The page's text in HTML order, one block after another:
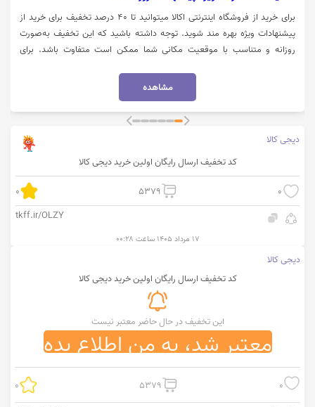
برای خرید از فروشگاه اینترنتی اکالا میتوانید تا 40 درصد تخفیف برای خرید از
پیشنهادات ویژه بهره مند شوید. توجه داشته باشید که این تخفیف به‌صورت
روزانه و متناسب با موقعیت مکانی شما ممکن است متفاوت باشد. برای
مشاهده
دیجی کالا
کد تخفیف ارسال رایگان اولین خرید دیجی کالا
0
5379
0
tkff.ir/OLZY
۱۷ مرداد ۱۴۰۵ ساعت ۰۰:۲۸
دیجی کالا
کد تخفیف ارسال رایگان اولین خرید دیجی کالا
این تخفیف در حال حاضر معتبر نیست
معتبر شد، به من اطلاع بده
0
5379
0